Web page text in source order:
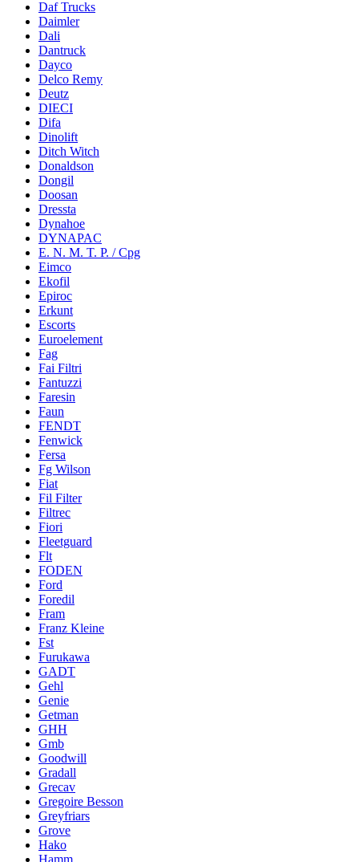
Daf Trucks
Daimler
Dali
Dantruck
Dayco
Delco Remy
Deutz
DIECI
Difa
Dinolift
Ditch Witch
Donaldson
Dongil
Doosan
Dressta
Dynahoe
DYNAPAC
E. N. M. T. P. / Cpg
Eimco
Ekofil
Epiroc
Erkunt
Escorts
Euroelement
Fag
Fai Filtri
Fantuzzi
Faresin
Faun
FENDT
Fenwick
Fersa
Fg Wilson
Fiat
Fil Filter
Filtrec
Fiori
Fleetguard
Flt
FODEN
Ford
Foredil
Fram
Franz Kleine
Fst
Furukawa
GADT
Gehl
Genie
Getman
GHH
Gmb
Goodwill
Gradall
Grecav
Gregoire Besson
Greyfriars
Grove
Hako
Hamm